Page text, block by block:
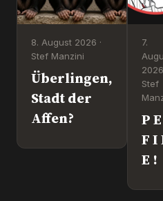
8. August 2026 ·
Stef Manzini
Überlingen,
Stadt der
Affen?
7.
2026
Stef
P
F I
E !